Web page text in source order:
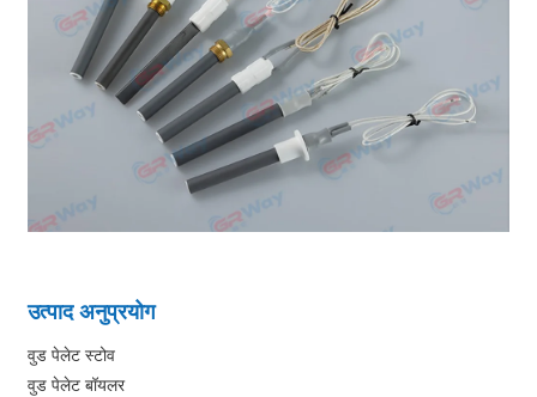
उत्पाद अनुप्रयोग
वुड पेलेट स्टोव
वुड पेलेट बॉयलर